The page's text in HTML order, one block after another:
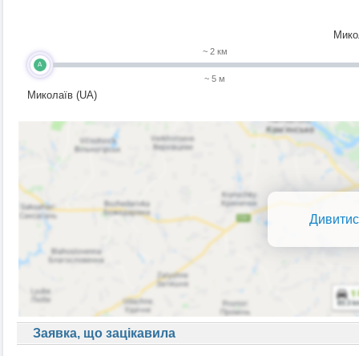
A
Миколаїв (UA)
~ 2 км
~ 5 м
Заявка, що зацікавила